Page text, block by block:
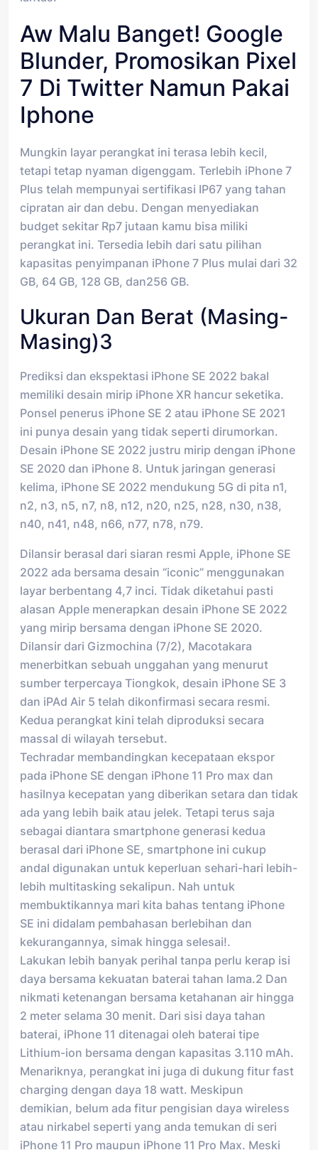
Aw Malu Banget! Google
Blunder, Promosikan Pixel
7 Di Twitter Namun Pakai
Iphone
Mungkin layar perangkat ini terasa lebih kecil,
tetapi tetap nyaman digenggam. Terlebih iPhone 7
Plus telah mempunyai sertifikasi IP67 yang tahan
cipratan air dan debu. Dengan menyediakan
budget sekitar Rp7 jutaan kamu bisa miliki
perangkat ini. Tersedia lebih dari satu pilihan
kapasitas penyimpanan iPhone 7 Plus mulai dari 32
GB, 64 GB, 128 GB, dan256 GB.
Ukuran Dan Berat (masing-
Masing)3
Prediksi dan ekspektasi iPhone SE 2022 bakal
memiliki desain mirip iPhone XR hancur seketika.
Ponsel penerus iPhone SE 2 atau iPhone SE 2021
ini punya desain yang tidak seperti dirumorkan.
Desain iPhone SE 2022 justru mirip dengan iPhone
SE 2020 dan iPhone 8. Untuk jaringan generasi
kelima, iPhone SE 2022 mendukung 5G di pita n1,
n2, n3, n5, n7, n8, n12, n20, n25, n28, n30, n38,
n40, n41, n48, n66, n77, n78, n79.
Dilansir berasal dari siaran resmi Apple, iPhone SE
2022 ada bersama desain “iconic” menggunakan
layar berbentang 4,7 inci. Tidak diketahui pasti
alasan Apple menerapkan desain iPhone SE 2022
yang mirip bersama dengan iPhone SE 2020.
Dilansir dari Gizmochina (7/2), Macotakara
menerbitkan sebuah unggahan yang menurut
sumber terpercaya Tiongkok, desain iPhone SE 3
dan iPAd Air 5 telah dikonfirmasi secara resmi.
Kedua perangkat kini telah diproduksi secara
massal di wilayah tersebut.
Techradar membandingkan kecepataan ekspor
pada iPhone SE dengan iPhone 11 Pro max dan
hasilnya kecepatan yang diberikan setara dan tidak
ada yang lebih baik atau jelek. Tetapi terus saja
sebagai diantara smartphone generasi kedua
berasal dari iPhone SE, smartphone ini cukup
andal digunakan untuk keperluan sehari-hari lebih-
lebih multitasking sekalipun. Nah untuk
membuktikannya mari kita bahas tentang iPhone
SE ini didalam pembahasan berlebihan dan
kekurangannya, simak hingga selesai!.
Lakukan lebih banyak perihal tanpa perlu kerap isi
daya bersama kekuatan baterai tahan lama.2 Dan
nikmati ketenangan bersama ketahanan air hingga
2 meter selama 30 menit. Dari sisi daya tahan
baterai, iPhone 11 ditenagai oleh baterai tipe
Lithium-ion bersama dengan kapasitas 3.110 mAh.
Menariknya, perangkat ini juga di dukung fitur fast
charging dengan daya 18 watt. Meskipun
demikian, belum ada fitur pengisian daya wireless
atau nirkabel seperti yang anda temukan di seri
iPhone 11 Pro maupun iPhone 11 Pro Max. Meski